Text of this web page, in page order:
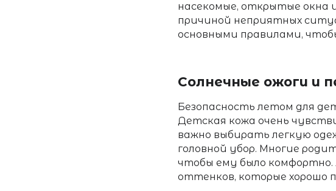
насекомые, открытые окна
причиной неприятных
основными правилами,
Солнечные ожоги и
Безопасность летом для
Детская кожа очень
важно выбирать легкую
головной убор. Многие
чтобы ему было комфортно.
оттенков, которые хорошо